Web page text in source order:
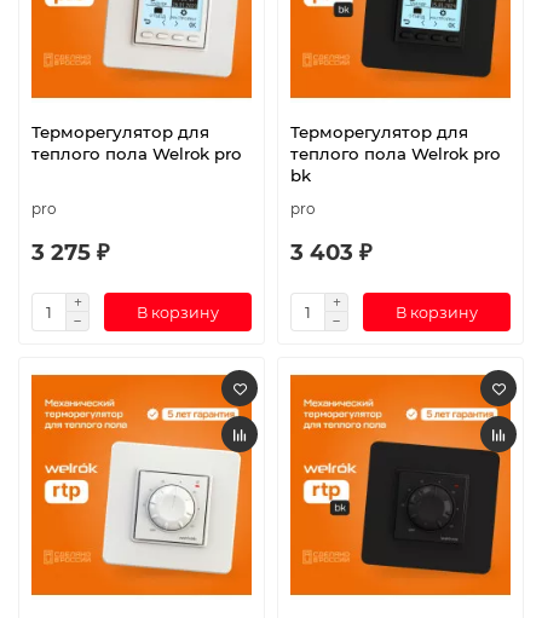
Терморегулятор для
теплого пола Welrok pro
pro
3 275 ₽
В корзину
Терморегулятор для
теплого пола Welrok pro
bk
pro
3 403 ₽
В корзину